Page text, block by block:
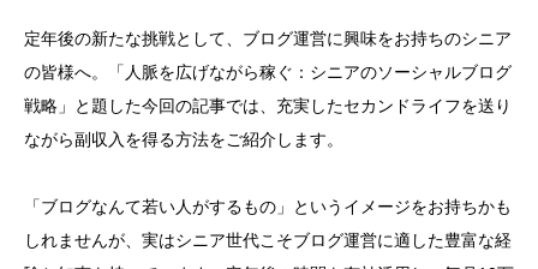
定年後の新たな挑戦として、ブログ運営に興味をお持ちのシニア
の皆様へ。「人脈を広げながら稼ぐ：シニアのソーシャルブログ
戦略」と題した今回の記事では、充実したセカンドライフを送り
ながら副収入を得る方法をご紹介します。
「ブログなんて若い人がするもの」というイメージをお持ちかも
しれませんが、実はシニア世代こそブログ運営に適した豊富な経